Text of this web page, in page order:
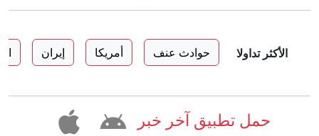
الأكثر تداولا حوادث عنف أمريكا إيران
حمل تطبيق آخر خبر